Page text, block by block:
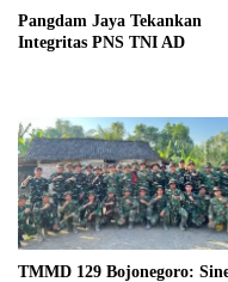
Pangdam Jaya Tekankan
Integritas PNS TNI AD
TMMD 129 Bojonegoro: